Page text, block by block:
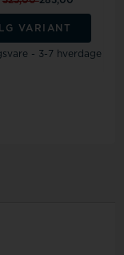
VARIANT
- 3-7 hverdage